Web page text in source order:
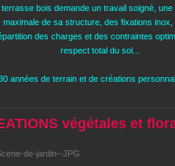
terrasse bois demande un travail soigné, une
maximale de sa structure, des fixations inox,
des charges et des contraintes
respect total du sol...
années de terrain et de créations
végétales et